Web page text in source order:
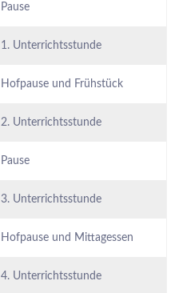
Pause
1. Unterrichtsstunde
Hofpause und Frühstück
2. Unterrichtsstunde
Pause
3. Unterrichtsstunde
Hofpause und Mittagessen
4. Unterrichtsstunde